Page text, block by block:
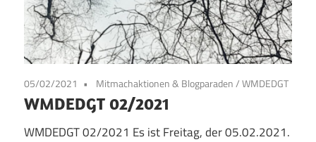
05/02/2021 Mitmachaktionen & Blogparaden/WMDEDGT
WMDEDGT 02/2021
WMDEDGT 02/2021 Es ist Freitag, der 05.02.2021.